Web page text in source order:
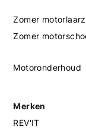
Zomer
Zomer
Motoronderhoud
Merken
REV'IT